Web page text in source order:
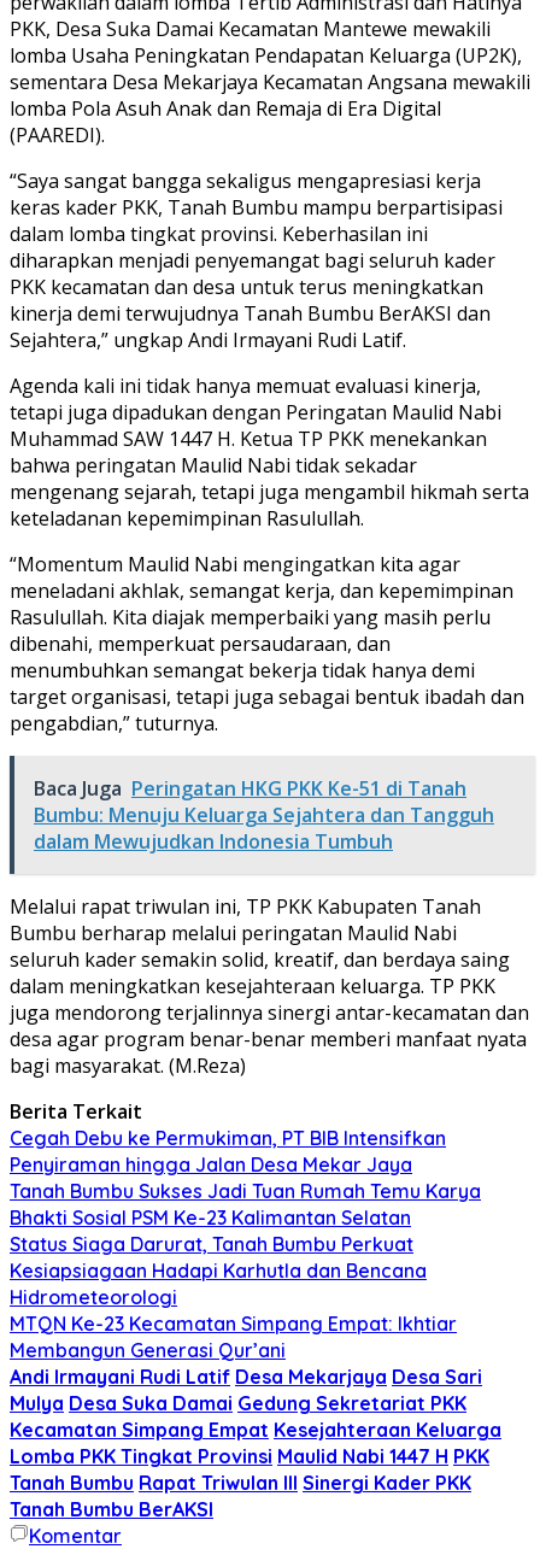
PKK, Desa Suka Damai Kecamatan Mantewe mewakili
lomba Usaha Peningkatan Pendapatan Keluarga (UP2K),
sementara Desa Mekarjaya Kecamatan Angsana mewakili
lomba Pola Asuh Anak dan Remaja di Era Digital
(PAAREDI).
“Saya sangat bangga sekaligus mengapresiasi kerja
keras kader PKK, Tanah Bumbu mampu berpartisipasi
dalam lomba tingkat provinsi. Keberhasilan ini
diharapkan menjadi penyemangat bagi seluruh kader
PKK kecamatan dan desa untuk terus meningkatkan
kinerja demi terwujudnya Tanah Bumbu BerAKSI dan
Sejahtera,” ungkap Andi Irmayani Rudi Latif.
Agenda kali ini tidak hanya memuat evaluasi kinerja,
tetapi juga dipadukan dengan Peringatan Maulid Nabi
Muhammad SAW 1447 H. Ketua TP PKK menekankan
bahwa peringatan Maulid Nabi tidak sekadar
mengenang sejarah, tetapi juga mengambil hikmah serta
keteladanan kepemimpinan Rasulullah.
“Momentum Maulid Nabi mengingatkan kita agar
meneladani akhlak, semangat kerja, dan kepemimpinan
Rasulullah. Kita diajak memperbaiki yang masih perlu
dibenahi, memperkuat persaudaraan, dan
menumbuhkan semangat bekerja tidak hanya demi
target organisasi, tetapi juga sebagai bentuk ibadah dan
pengabdian,” tuturnya.
Baca Juga Peringatan HKG PKK Ke-51 di Tanah
Bumbu: Menuju Keluarga Sejahtera dan Tangguh
dalam Mewujudkan Indonesia Tumbuh
Melalui rapat triwulan ini, TP PKK Kabupaten Tanah
Bumbu berharap melalui peringatan Maulid Nabi
seluruh kader semakin solid, kreatif, dan berdaya saing
dalam meningkatkan kesejahteraan keluarga. TP PKK
juga mendorong terjalinnya sinergi antar-kecamatan dan
desa agar program benar-benar memberi manfaat nyata
bagi masyarakat. (M.Reza)
Berita Terkait
Cegah Debu ke Permukiman, PT BIB Intensifkan
Penyiraman hingga Jalan Desa Mekar Jaya
Tanah Bumbu Sukses Jadi Tuan Rumah Temu Karya
Bhakti Sosial PSM Ke-23 Kalimantan Selatan
Status Siaga Darurat, Tanah Bumbu Perkuat
Kesiapsiagaan Hadapi Karhutla dan Bencana
Hidrometeorologi
MTQN Ke-23 Kecamatan Simpang Empat: Ikhtiar
Membangun Generasi Qur’ani
Andi Irmayani Rudi Latif Desa Mekarjaya Desa Sari
Mulya Desa Suka Damai Gedung Sekretariat PKK
Kecamatan Simpang Empat Kesejahteraan Keluarga
Lomba PKK Tingkat Provinsi Maulid Nabi 1447 H PKK
Tanah Bumbu Rapat Triwulan III Sinergi Kader PKK
Tanah Bumbu BerAKSI
Komentar